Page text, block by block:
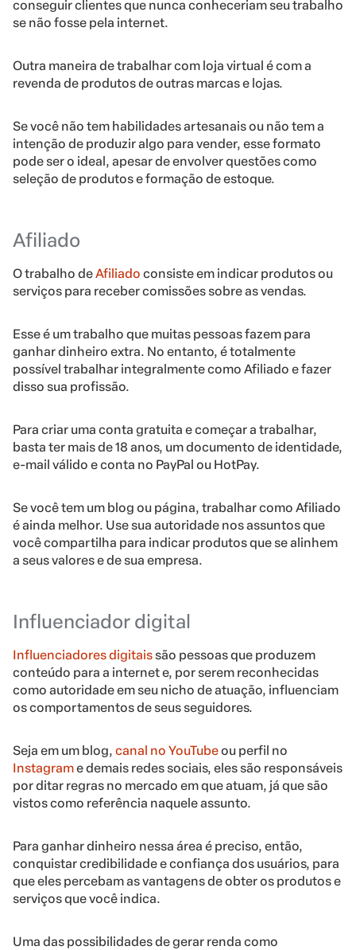
conseguir clientes que nunca conheceriam seu trabalho
se não fosse pela internet.
Outra maneira de trabalhar com loja virtual é com a
revenda de produtos de outras marcas e lojas.
Se você não tem habilidades artesanais ou não tem a
intenção de produzir algo para vender, esse formato
pode ser o ideal, apesar de envolver questões como
seleção de produtos e formação de estoque.
Afiliado
O trabalho deAfiliado consiste em indicar produtos ou
serviços para receber comissões sobre as vendas.
Esse é um trabalho que muitas pessoas fazem para
ganhar dinheiro extra. No entanto, é totalmente
possível trabalhar integralmente como Afiliado e fazer
disso sua profissão.
Para criar uma conta gratuita e começar a trabalhar,
basta ter mais de 18 anos, um documento de identidade,
e-mail válido e conta no PayPal ou HotPay.
Se você tem um blog ou página, trabalhar como Afiliado
é ainda melhor. Use sua autoridade nos assuntos que
você compartilha para indicar produtos que se alinhem
a seus valores e de sua empresa.
Influenciador digital
Influenciadores digitaissão pessoas que produzem
conteúdo para a internet e, por serem reconhecidas
como autoridade em seu nicho de atuação, influenciam
os comportamentos de seus seguidores.
Seja em um blog, canal no YouTubeou perfil no
Instagrame demais redes sociais, eles são responsáveis
por ditar regras no mercado em que atuam, já que são
vistos como referência naquele assunto.
Para ganhar dinheiro nessa área é preciso, então,
conquistar credibilidade e confiança dos usuários, para
que eles percebam as vantagens de obter os produtos e
serviços que você indica.
Uma das possibilidades de gerar renda como